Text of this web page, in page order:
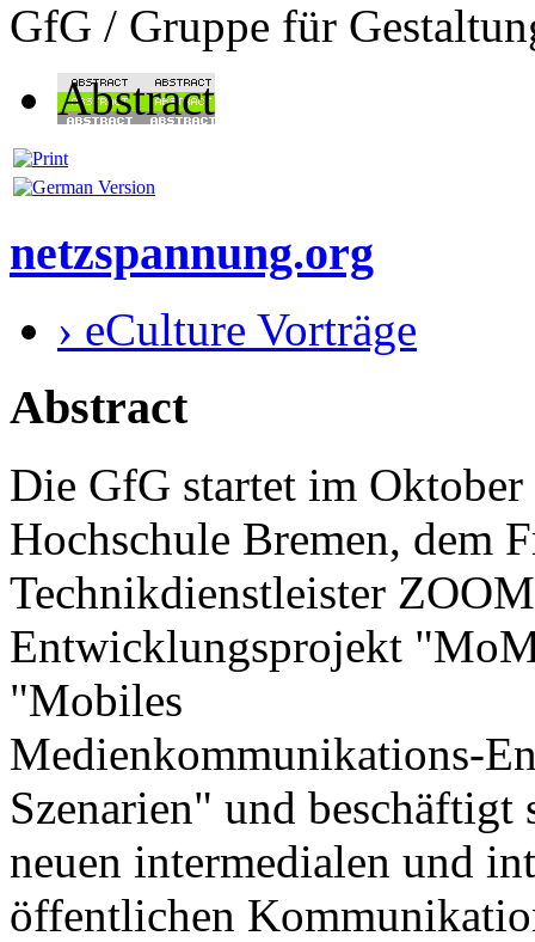
GfG / Gruppe für
Abstract
netzspannung.org
› eCulture Vorträge
Abstract
Die GfG startet im
Hochschule Bremen, dem
Technikdienstleister
Entwicklungsprojekt
"Mobiles
Medienkommunikations-
Szenarien" und
neuen intermedialen und
öffentlichen